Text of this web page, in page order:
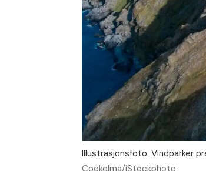
Illustrasjonsfoto. Vindparker